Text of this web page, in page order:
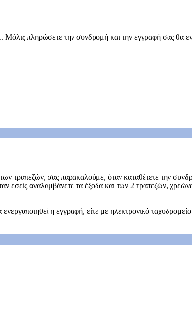
πληρώσετε την συνδρομή και την εγγραφή σας θα
σας παρακαλούμε, όταν καταθέτετε την
εσείς αναλαμβάνετε τα έξοδα και των 2 τραπεζών,
η εγγραφή, είτε με ηλεκτρονικό